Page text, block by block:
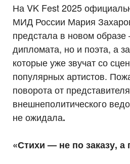
На VK Fest 2025
МИД России Мария
предстала в новом
дипломата, но и поэта, а
которые уже звучат со
популярных артистов.
поворота от представителя
внешнеполитического
не ожидала.
«Стихи — не по заказу,